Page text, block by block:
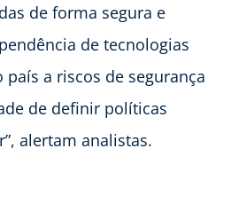
de forma segura e
de tecnologias
país a riscos de segurança
de definir políticas
alertam analistas.